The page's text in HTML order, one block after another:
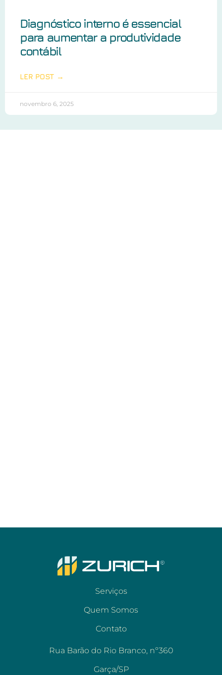
Diagnóstico interno é essencial
para aumentar a produtividade
contábil
LER POST →
novembro 6, 2025
Serviços
Quem Somos
Contato
Rua Barão do Rio Branco, nº360
Garça/SP